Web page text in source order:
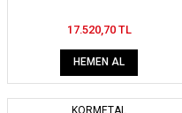
17.520,70 TL
HEMEN AL
KORMETAL